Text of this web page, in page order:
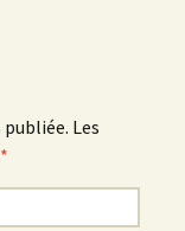
publiée. Les
*